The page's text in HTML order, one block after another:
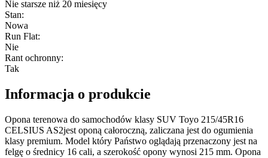
Nie starsze niż 20 miesięcy
Stan:
Nowa
Run Flat:
Nie
Rant ochronny:
Tak
Informacja o produkcie
Opona terenowa do samochodów klasy SUV Toyo 215/45R16
CELSIUS AS2jest oponą całoroczną, zaliczana jest do ogumienia
klasy premium. Model który Państwo oglądają przenaczony jest na
felgę o średnicy 16 cali, a szerokość opony wynosi 215 mm. Opona